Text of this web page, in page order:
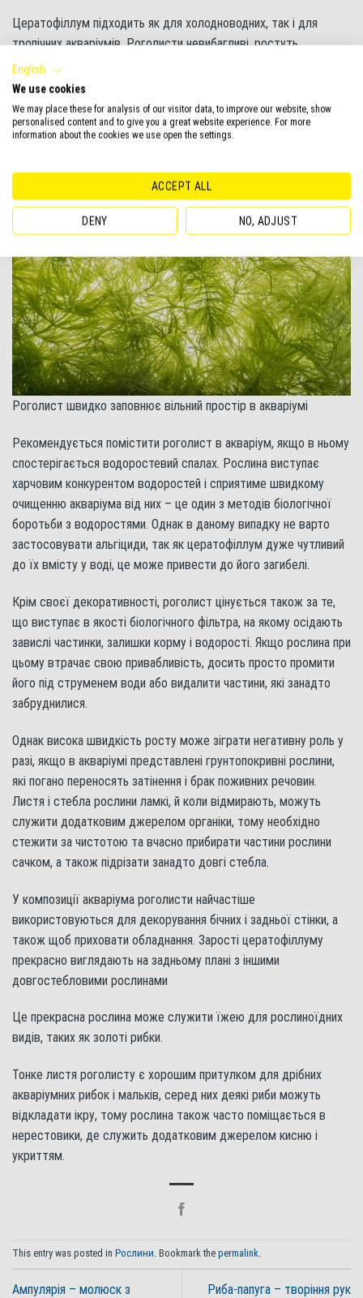
Цератофіллум підходить як для холодноводних, так і для
тропічних акваріумів. Роголисти невибагливі, ростуть
надзвичайно швидко (з одного пагона за місяць може
сформуватися рослина довжиною до 1 м), легко
відновлюються після відмирання листя навіть з невеликої
гілочки, в зв’язку з цим відмінно підійдуть для утримання
початківцями акваріумістами.
Роголист швидко заповнює вільний простір в акваріумі
Рекомендується помістити роголист в акваріум, якщо в ньому
спостерігається водоростевий спалах. Рослина виступає
харчовим конкурентом водоростей і сприятиме швидкому
очищенню акваріума від них – це один з методів біологічної
боротьби з водоростями. Однак в даному випадку не варто
застосовувати альгіциди, так як цератофіллум дуже чутливий
до їх вмісту у воді, це може привести до його загибелі.
Крім своєї декоративності, роголист цінується також за те,
що виступає в якості біологічного фільтра, на якому осідають
завислі частинки, залишки корму і водорості. Якщо рослина при
цьому втрачає свою привабливість, досить просто промити
його під струменем води або видалити частини, які занадто
забруднилися.
Однак висока швидкість росту може зіграти негативну роль у
разі, якщо в акваріумі представлені грунтопокривні рослини,
які погано переносять затінення і брак поживних речовин.
Листя і стебла рослини ламкі, й коли відмирають, можуть
служити додатковим джерелом органіки, тому необхідно
стежити за чистотою та вчасно прибирати частини рослини
сачком, а також підрізати занадто довгі стебла.
У композиції акваріума роголисти найчастіше
використовуються для декорування бічних і задньої стінки, а
також щоб приховати обладнання. Зарості цератофіллуму
прекрасно виглядають на задньому плані з іншими
довгостебловими рослинами
Це прекрасна рослина може служити їжею для рослиноїдних
видів, таких як золоті рибки.
Тонке листя роголисту є хорошим притулком для дрібних
акваріумних рибок і мальків, серед них деякі риби можуть
відкладати ікру, тому рослина також часто поміщається в
нерестовики, де служить додатковим джерелом кисню і
укриттям.
This entry was posted in Рослини. Bookmark the permalink.
Ампулярія – молюск з Риба-папуга – творіння рук
English
We use cookies
We may place these for analysis of our visitor data, to improve our website, show
personalised content and to give you a great website experience. For more
information about the cookies we use open the settings.
ACCEPT ALL
DENY NO, ADJUST